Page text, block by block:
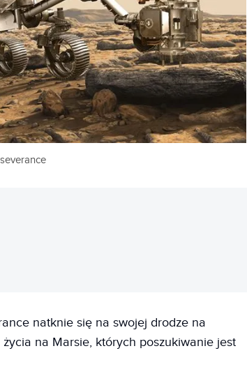
natknie się na swojej drodze na
na Marsie, których poszukiwanie jest